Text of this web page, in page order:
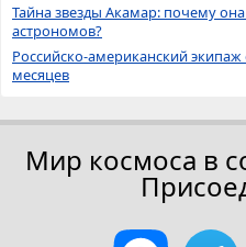
Тайна звезды Акамар: почему
астрономов?
Российско-американский
месяцев
Мир космоса в